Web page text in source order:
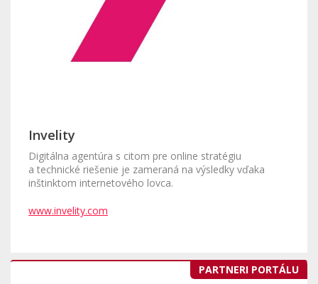
Invelity
Digitálna agentúra s citom pre online stratégiu
a technické riešenie je zameraná na výsledky vďaka
inštinktom internetového lovca.
www.invelity.com
PARTNERI PORTÁLU